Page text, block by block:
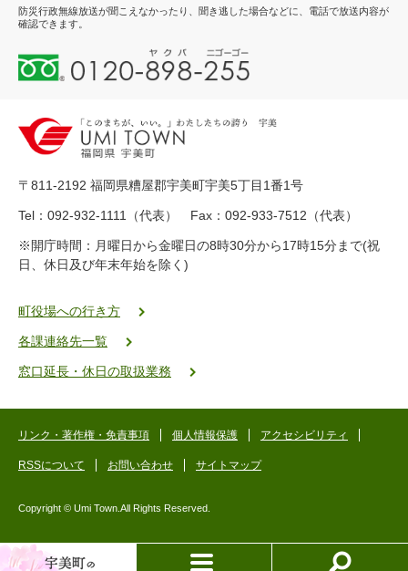
防災行政無線放送が聞こえなかったり、聞き逃した場合などに、電話で放送内容が
確認できます。
0
1
-
8
-
5
5
ク
二
ゴ
〒811-2192 福岡県糟屋郡宇美町宇美5丁目1番1号
Tel：092-932-1111（代表） Fax：092-933-7512（代表）
※開庁時間：月曜日から金曜日の8時30分から17時15分まで(祝
日、休日及び年末年始を除く)
町役場への行き方
各課連絡先一覧
窓口延長・休日の取扱業務
リンク・著作権・免責事項 個人情報保護 アクセシビリティ
RSSについて お問い合わせ サイトマップ
Copyright © Umi Town.All Rights Reserved.